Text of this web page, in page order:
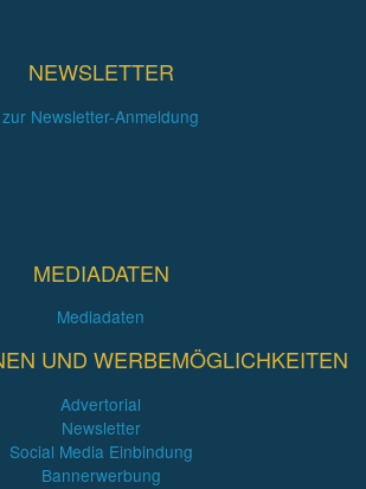
NEWSLETTER
zur Newsletter-Anmeldung
MEDIADATEN
Mediadaten
UND WERBEMÖGLICHKEITEN
Advertorial
Newsletter
Social Media Einbindung
Bannerwerbung